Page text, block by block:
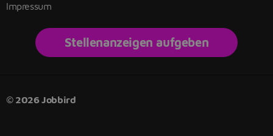
Impressum
Stellenanzeigen aufgeben
© 2026 Jobbird